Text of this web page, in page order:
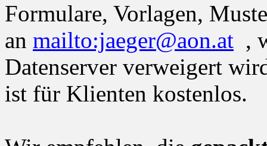
Formulare, Vorlagen,
an mailto:jaeger@aon.at ,
Datenserver verweigert
ist für Klienten kostenlos.